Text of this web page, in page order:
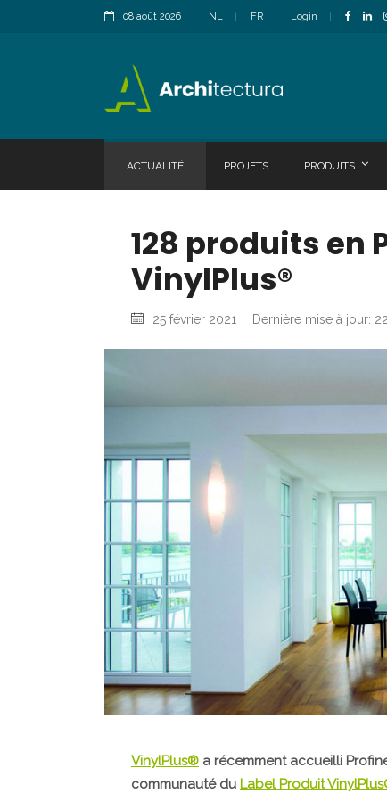
08 août 2026 NL FR Login
ACTUALITÉ PROJETS PRODUITS
128 produits en
VinylPlus®
25 février 2021 Dernière mise à jour:
VinylPlus® a récemment accueilli
communauté du Label Produit